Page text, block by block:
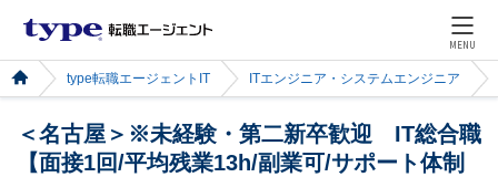
MENU
type転職エージェントIT ITエンジニア・システムエンジニア
＜名古屋＞※未経験・第二新卒歓迎 IT総合職
【面接1回/平均残業13h/副業可/サポート体制